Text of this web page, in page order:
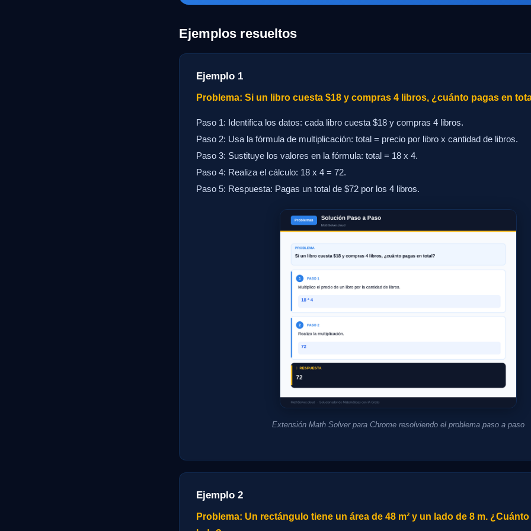
Ejemplos resueltos
Ejemplo 1
Problema: Si un libro cuesta $18 y compras 4 libros, ¿cuánto pagas en
Paso 1: Identifica los datos: cada libro cuesta $18 y compras 4 libros.
Paso 2: Usa la fórmula de multiplicación: total = precio por libro x cantidad de libros.
Paso 3: Sustituye los valores en la fórmula: total = 18 x 4.
Paso 4: Realiza el cálculo: 18 x 4 = 72.
Paso 5: Respuesta: Pagas un total de $72 por los 4 libros.
Extensión Math Solver para Chrome resolviendo el problema paso a paso
Ejemplo 2
Problema: Un rectángulo tiene un área de 48 m² y un lado de 8 m.